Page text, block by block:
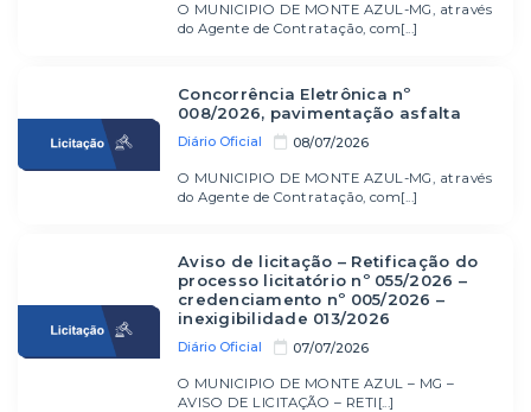
O MUNICIPIO DE MONTE AZUL-MG, através
do Agente de Contratação, com[...]
Diário Oficial 08/07/2026
Concorrência Eletrônica nº
008/2026, pavimentação asfalta
O MUNICIPIO DE MONTE AZUL-MG, através
do Agente de Contratação, com[...]
Diário Oficial 07/07/2026
Aviso de licitação – Retificação do
processo licitatório nº 055/2026 –
credenciamento nº 005/2026 –
inexigibilidade 013/2026
O MUNICIPIO DE MONTE AZUL – MG –
AVISO DE LICITAÇÃO – RETI[...]